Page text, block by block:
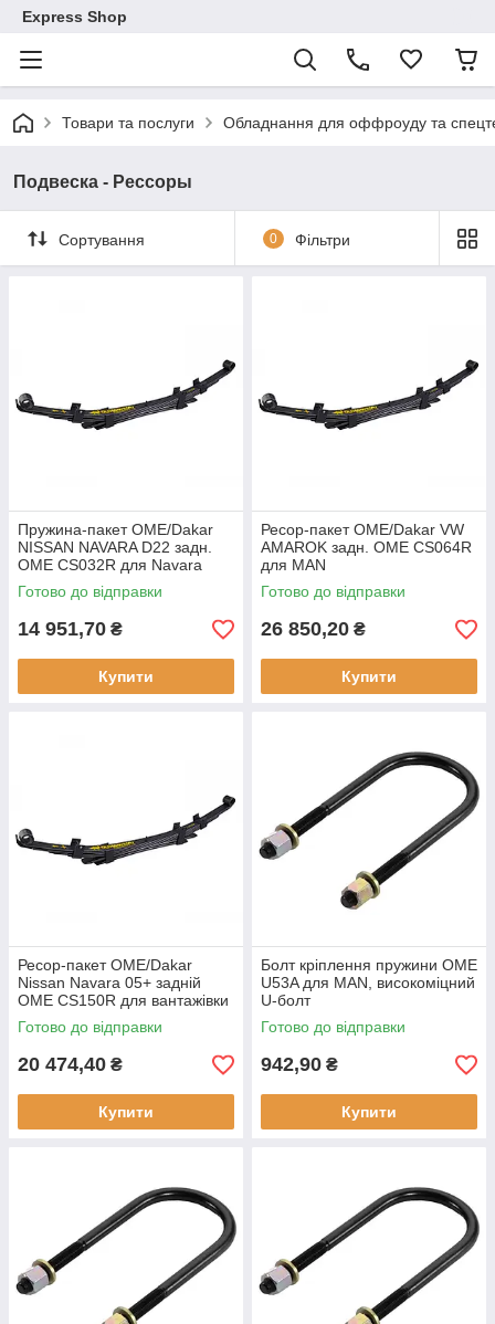
Express Shop
Товари та послуги Обладнання для оффроуду та
Подвеска - Рессоры
Сортування 0 Фільтри
Пружина-пакет OME/Dakar
NISSAN NAVARA D22 задн.
OME CS032R для Navara
Готово до відправки
14 951,70 ₴
Купити
Ресор-пакет OME/Dakar VW
AMAROK задн. OME CS064R
для MAN
Готово до відправки
26 850,20 ₴
Купити
Ресор-пакет OME/Dakar
Nissan Navara 05+ задній
OME CS150R для вантажівки
Готово до відправки
20 474,40 ₴
Купити
Болт кріплення пружини OME
U53A для MAN, високоміцний
U-болт
Готово до відправки
942,90 ₴
Купити